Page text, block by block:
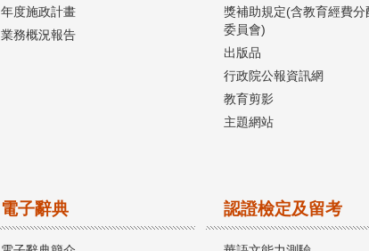
年度施政計畫
業務概況報告
獎補助規定(含教育經費分
委員會)
出版品
行政院公報資訊網
教育剪影
主題網站
電子辭典 認證檢定及留考